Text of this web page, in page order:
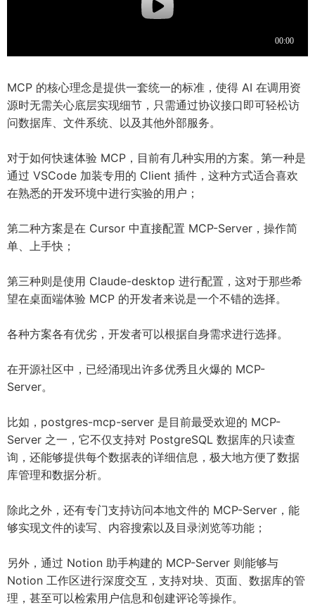
MCP 的核心理念是提供一套统一的标准，使得 AI 在调用资
源时无需关心底层实现细节，只需通过协议接口即可轻松访
问数据库、文件系统、以及其他外部服务。
对于如何快速体验 MCP，目前有几种实用的方案。第一种是
通过 VSCode 加装专用的 Client 插件，这种方式适合喜欢
在熟悉的开发环境中进行实验的用户；
第二种方案是在 Cursor 中直接配置 MCP-Server，操作简
单、上手快；
第三种则是使用 Claude-desktop 进行配置，这对于那些希
望在桌面端体验 MCP 的开发者来说是一个不错的选择。
各种方案各有优劣，开发者可以根据自身需求进行选择。
在开源社区中，已经涌现出许多优秀且火爆的 MCP-
Server。
比如，postgres-mcp-server 是目前最受欢迎的 MCP-
Server 之一，它不仅支持对 PostgreSQL 数据库的只读查
询，还能够提供每个数据表的详细信息，极大地方便了数据
库管理和数据分析。
除此之外，还有专门支持访问本地文件的 MCP-Server，能
够实现文件的读写、内容搜索以及目录浏览等功能；
另外，通过 Notion 助手构建的 MCP-Server 则能够与
Notion 工作区进行深度交互，支持对块、页面、数据库的管
理，甚至可以检索用户信息和创建评论等操作。